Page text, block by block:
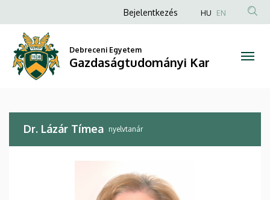
Lázár
Tímea
Gazdaságtudományi
Kar
a
tartalomra
Anonim
fiók
menüje
Bejelentkezés HU EN
Debreceni Egyetem
Gazdaságtudományi Kar
Dr. Lázár Tímea nyelvtanár